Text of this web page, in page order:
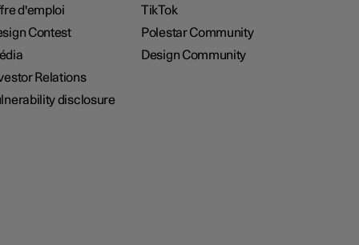
d'emploi
Contest
Relations
disclosure
TikTok
Polestar Community
Design Community